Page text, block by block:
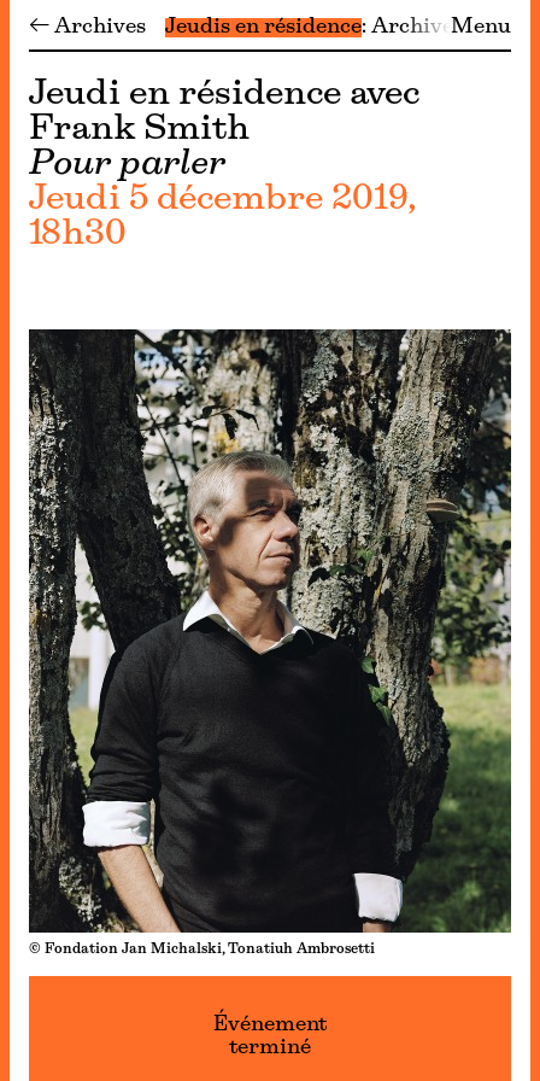
← Archives Jeudis en résidence ArchivesMenu
Jeudi en résidence avec
Frank Smith
Pour parler
Jeudi 5 décembre 2019,
18h30
© Fondation Jan Michalski, Tonatiuh Ambrosetti
Événement
terminé